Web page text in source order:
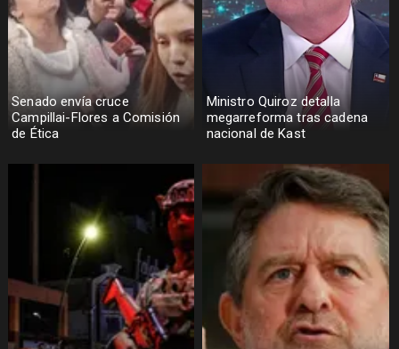
Senado envía cruce
Campillai-Flores a Comisión
de Ética
Ministro Quiroz detalla
megarreforma tras cadena
nacional de Kast